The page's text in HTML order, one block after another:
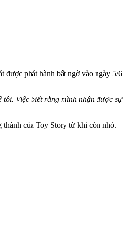
được phát hành bất ngờ vào ngày 5/6
tôi. Việc biết rằng mình nhận được sự
của Toy Story từ khi còn nhỏ.